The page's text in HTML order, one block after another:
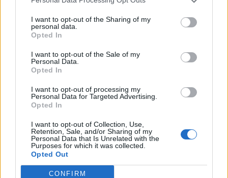
I want to opt-out of the Sharing of my
personal data.
Opted In
I want to opt-out of the Sale of my
Personal Data.
Opted In
I want to opt-out of processing my
Personal Data for Targeted Advertising.
Opted In
I want to opt-out of Collection, Use,
Retention, Sale, and/or Sharing of my
Personal Data that Is Unrelated with the
Purposes for which it was collected.
Opted Out
CONFIRM